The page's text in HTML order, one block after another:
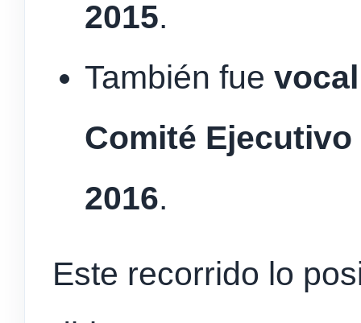
2015.
También fue
Comité
2016.
Este recorrido lo